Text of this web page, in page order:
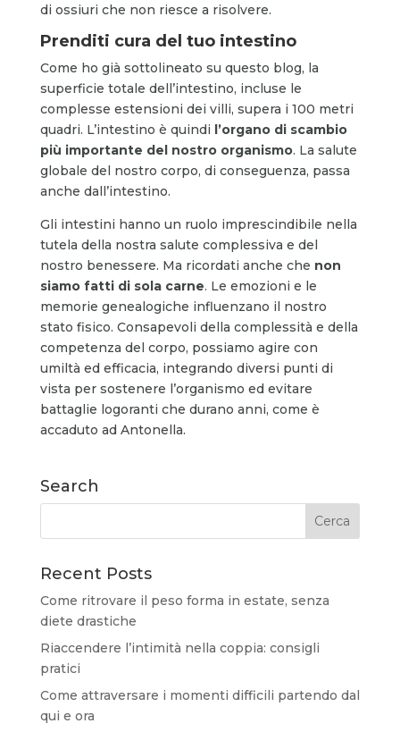
di ossiuri che non riesce a risolvere.
Prenditi cura del tuo intestino
Come ho già sottolineato su questo blog, la
superficie totale dell’intestino, incluse le
complesse estensioni dei villi, supera i 100 metri
quadri. L’intestino è quindi l’organo di scambio
più importante del nostro organismo. La salute
globale del nostro corpo, di conseguenza, passa
anche dall’intestino.
Gli intestini hanno un ruolo imprescindibile nella
tutela della nostra salute complessiva e del
nostro benessere. Ma ricordati anche che non
siamo fatti di sola carne. Le emozioni e le
memorie genealogiche influenzano il nostro
stato fisico. Consapevoli della complessità e della
competenza del corpo, possiamo agire con
umiltà ed efficacia, integrando diversi punti di
vista per sostenere l’organismo ed evitare
battaglie logoranti che durano anni, come è
accaduto ad Antonella.
Search
Recent Posts
Come ritrovare il peso forma in estate, senza
diete drastiche
Riaccendere l’intimità nella coppia: consigli
pratici
Come attraversare i momenti difficili partendo dal
qui e ora